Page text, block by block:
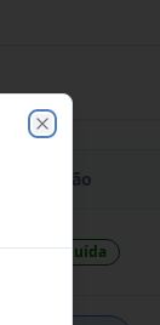
Situação
Concluída
Close